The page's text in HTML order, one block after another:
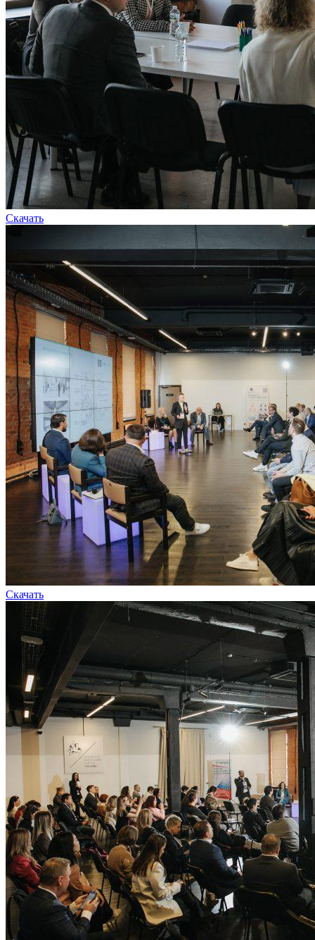
Скачать
Скачать